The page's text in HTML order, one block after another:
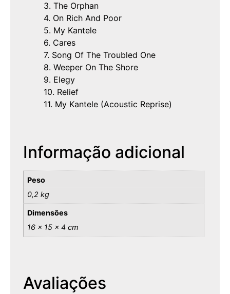
3. The Orphan
4. On Rich And Poor
5. My Kantele
6. Cares
7. Song Of The Troubled One
8. Weeper On The Shore
9. Elegy
10. Relief
11. My Kantele (Acoustic Reprise)
Informação adicional
Peso
0,2 kg
Dimensões
16 × 15 × 4 cm
Avaliações